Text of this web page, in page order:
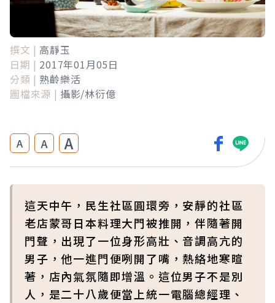
撰文 | 高靜玉
日期 | 2017年01月05日
分類 | 熟齡樂活
圖檔來源 | 攝影/林衍億
A A A
這天中午，民生社區圓環旁，安靜的社區
老店蒙哥日本料理大門被推開，伴隨著開
門聲，出現了一位身形高壯、音調高亢的
男子，他一進門便咧開了嘴，熱絡地寒暄
著，店內氣氛隨即增溫。這位男子不是別
人，是二十八歲便當上統一電腦總經理、